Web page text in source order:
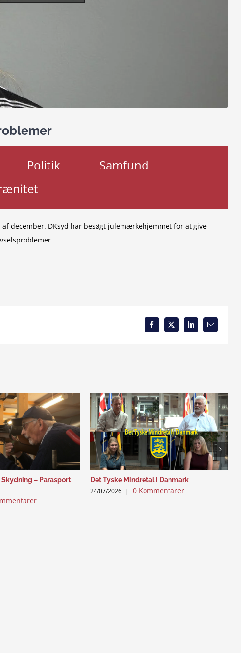
Politik
Samfund
december. DKsyd har besøgt julemærkehjemmet for at give
Facebook
X LinkedInEmail
– Parasport Det Tyske Mindretal i Danmark
24/07/2026 | 0 Kommentarer